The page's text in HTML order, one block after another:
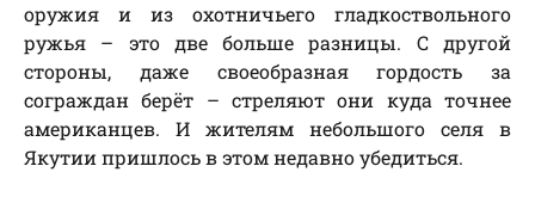
оружия и из охотничьего гладкоствольного
ружья – это две больше разницы. С другой
стороны, даже своеобразная гордость за
сограждан берёт – стреляют они куда точнее
американцев. И жителям небольшого селя в
Якутии пришлось в этом недавно убедиться.